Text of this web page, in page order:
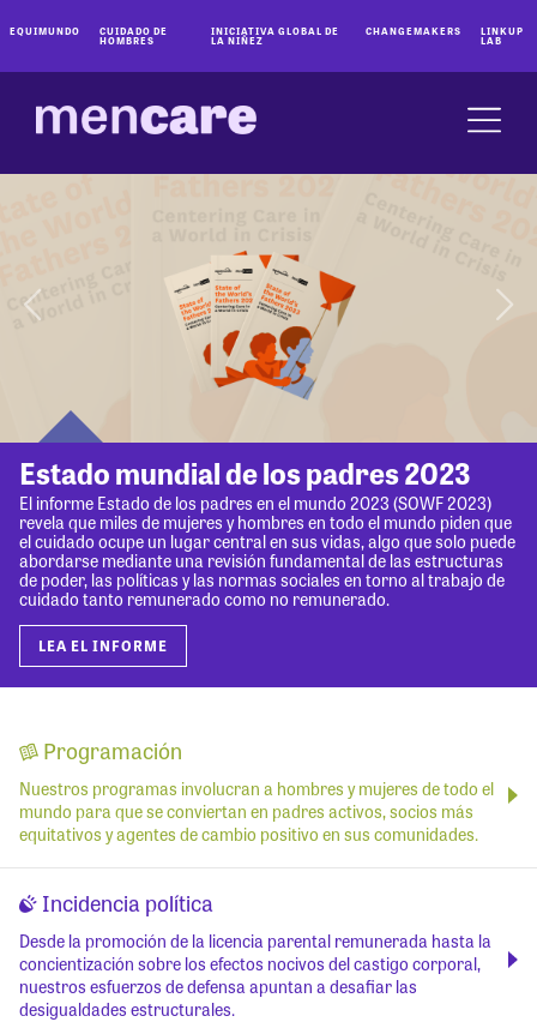
EQUIMUNDO CUIDADO DE
HOMBRES
INICIATIVA GLOBAL DE
LA NIÑEZ
CHANGEMAKERS LINKUP
LAB
Estado mundial de los padres 2023
El informe Estado de los padres en el mundo 2023 (SOWF 2023)
revela que miles de mujeres y hombres en todo el mundo piden que
el cuidado ocupe un lugar central en sus vidas, algo que solo puede
abordarse mediante una revisión fundamental de las estructuras
de poder, las políticas y las normas sociales en torno al trabajo de
cuidado tanto remunerado como no remunerado.
LEA EL INFORME
Programación
Nuestros programas involucran a hombres y mujeres de todo el
mundo para que se conviertan en padres activos, socios más
equitativos y agentes de cambio positivo en sus comunidades.
Incidencia política
Desde la promoción de la licencia parental remunerada hasta la
concientización sobre los efectos nocivos del castigo corporal,
nuestros esfuerzos de defensa apuntan a desafiar las
desigualdades estructurales.